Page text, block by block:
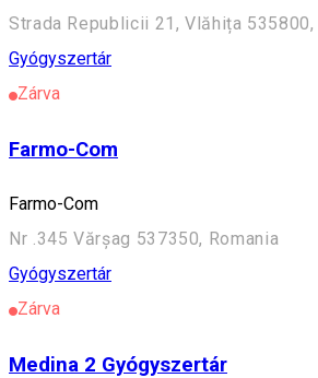
Strada Republicii 21, Vlăhița 535800,
Gyógyszertár
Zárva
Farmo-Com
Farmo-Com
Nr .345 Vărșag 537350, Romania
Gyógyszertár
Zárva
Medina 2 Gyógyszertár